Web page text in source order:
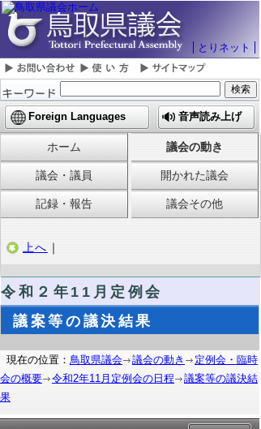
とりネット
Foreign Languages 音声読み上げ
ホーム 議会の動き
議会・議員 開かれた議会
記録・報告 議会その他
上へ ｜
令和２年11月定例会
議案等の議決結果
現在の位置： 鳥取県議会 議会の動き
定例会・臨時
会の概要
令和2年11月定例会の日程
議案等の議決結
果